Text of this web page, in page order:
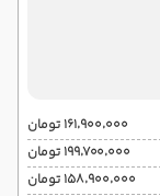
۱۶۱٬۹۰۰٬۰۰۰ تومان
۱۹۹٬۷۰۰٬۰۰۰ تومان
۱۵۸٬۹۰۰٬۰۰۰ تومان